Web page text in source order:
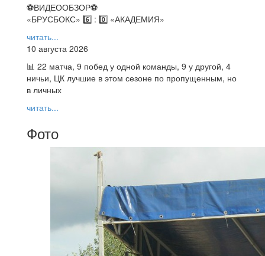
⚽️ВИДЕООБЗОР⚽️
«БРУСБОКС» 6️⃣ : 0️⃣ «АКАДЕМИЯ»
читать...
10 августа 2026
📊 22 матча, 9 побед у одной команды, 9 у другой, 4
ничьи, ЦК лучшие в этом сезоне по пропущенным, но
в личных
читать...
Фото